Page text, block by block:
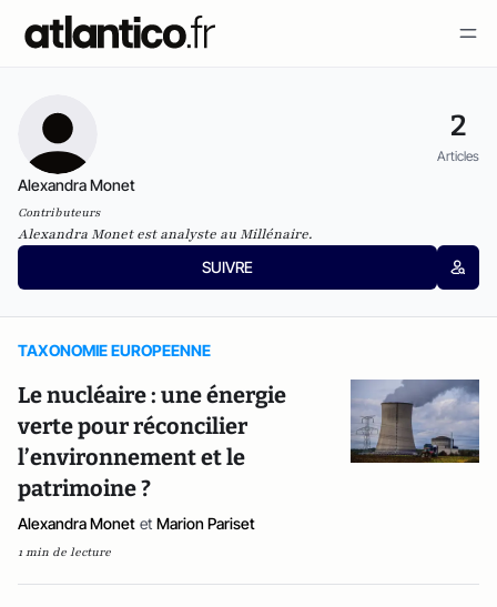
2
Articles
Alexandra Monet
Contributeurs
Alexandra Monet est analyste au Millénaire.
SUIVRE
TAXONOMIE EUROPEENNE
Le nucléaire : une énergie
verte pour réconcilier
l’environnement et le
patrimoine ?
Alexandra Monet et Marion Pariset
1 min de lecture